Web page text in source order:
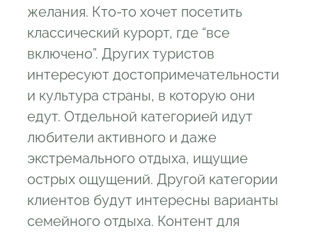
желания. Кто-то хочет посетить
классический курорт, где “все
включено”. Других туристов
интересуют достопримечательности
и культура страны, в которую они
едут. Отдельной категорией идут
любители активного и даже
экстремального отдыха, ищущие
острых ощущений. Другой категории
клиентов будут интересны варианты
семейного отдыха. Контент для